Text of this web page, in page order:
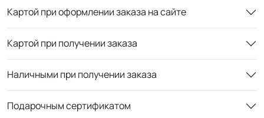
Картой при оформлении заказа на сайте
Картой при получении заказа
Наличными при получении заказа
Подарочным сертификатом